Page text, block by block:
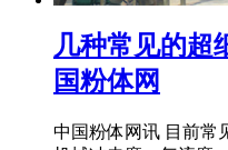
几种常见的超
国粉体网
中国粉体网讯 目前常